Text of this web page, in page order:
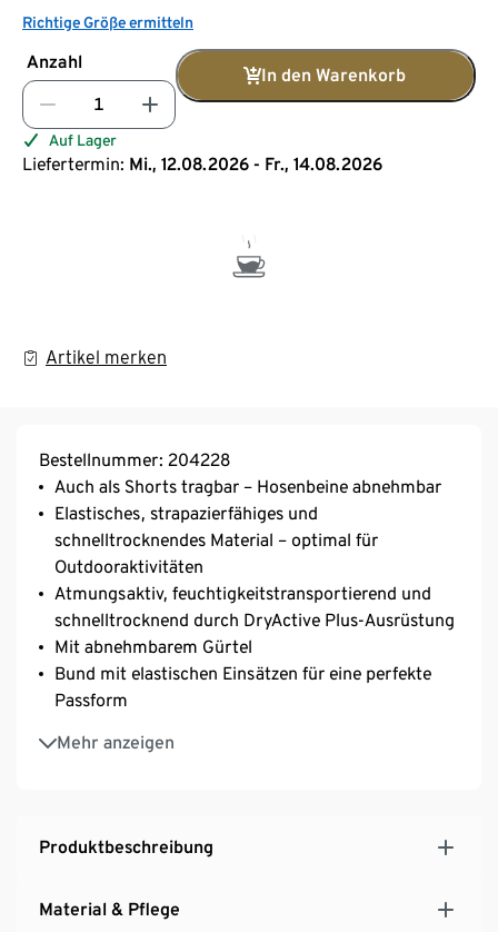
Richtige Größe ermitteln
Anzahl
In den Warenkorb
Auf Lager
Liefertermin: Mi., 12.08.2026 - Fr., 14.08.2026
Artikel merken
Bestellnummer: 204228
Auch als Shorts tragbar – Hosenbeine abnehmbar
Elastisches, strapazierfähiges und
schnelltrocknendes Material – optimal für
Outdooraktivitäten
Atmungsaktiv, feuchtigkeitstransportierend und
schnelltrocknend durch DryActive Plus-Ausrüstung
Mit abnehmbarem Gürtel
Bund mit elastischen Einsätzen für eine perfekte
Passform
Mehr anzeigen
2 Eingrifftaschen und Reißverschluss-Gesäßtasche
2 Reißverschlusstaschen am Bein
Produktbeschreibung
Material & Pflege